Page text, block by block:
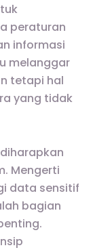
peraturan
informasi
melanggar
tetapi hal
yang tidak
Mengerti
data sensitif
bagian